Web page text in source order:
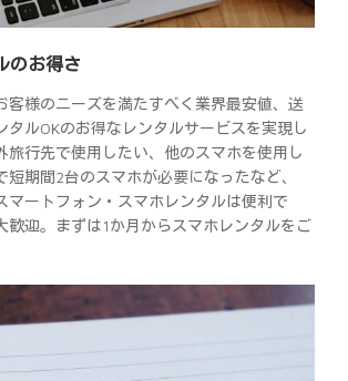
のお得さ
客様のニーズを満たすべく業界最安値、送
タルOKのお得なレンタルサービスを実現し
旅行先で使用したい、他のスマホを使用し
短期間2台のスマホが必要になったなど、
マートフォン・スマホレンタルは便利で
歓迎。まずは1か月からスマホレンタルをご